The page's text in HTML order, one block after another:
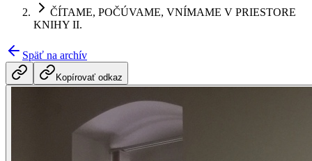
ČÍTAME, POČÚVAME, VNÍMAME V PRIESTORE
KNIHY II.
Späť na archív
Kopírovať odkaz